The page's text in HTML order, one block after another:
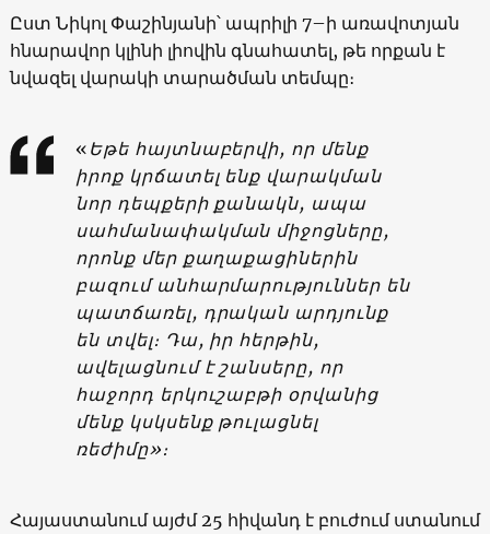
Ըստ Նիկոլ Փաշինյանի՝ ապրիլի 7–ի առավոտյան
հնարավոր կլինի լիովին գնահատել, թե որքան է
նվազել վարակի տարածման տեմպը։
« Եթե հայտնաբերվի, որ մենք
իրոք կրճատել ենք վարակման
նոր դեպքերի քանակն, ապա
սահմանափակման միջոցները,
որոնք մեր քաղաքացիներին
բազում անհարմարություններ են
պատճառել, դրական արդյունք
են տվել։ Դա, իր հերթին,
ավելացնում է շանսերը, որ
հաջորդ երկուշաբթի օրվանից
մենք կսկսենք թուլացնել
ռեժիմը»։
Հայաստանում այժմ 25 հիվանդ է բուժում ստանում